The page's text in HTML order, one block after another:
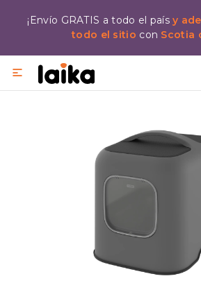
¡Envío GRATIS a todo el paísy
todo el sitio con Scotia
